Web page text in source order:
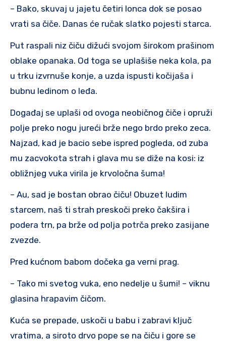
– Bako, skuvaj u jajetu četiri lonca dok se posao
vrati sa čiče. Danas će ručak slatko pojesti starca.
Put raspali niz čiču dižući svojom širokom prašinom
oblake opanaka. Od toga se uplašiše neka kola, pa
u trku izvrnuše konje, a uzda ispusti kočijaša i
bubnu ledinom o leđa.
Događaj se uplaši od ovoga neobičnog čiče i opruži
polje preko nogu jureći brže nego brdo preko zeca.
Najzad, kad je bacio sebe ispred pogleda, od zuba
mu zacvokota strah i glava mu se diže na kosi: iz
obližnjeg vuka virila je krvoločna šuma!
– Au, sad je bostan obrao čiču! Obuzet ludim
starcem, naš ti strah preskoči preko čakšira i
podera trn, pa brže od polja potrča preko zasijane
zvezde.
Pred kućnom babom dočeka ga verni prag.
– Tako mi svetog vuka, eno nedelje u šumi! – viknu
glasina hrapavim čičom.
Kuća se prepade, uskoči u babu i zabravi ključ
vratima, a siroto drvo pope se na čiču i gore se